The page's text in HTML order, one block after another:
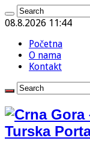
08.8.2026 11:44
Početna
O nama
Kontakt
Turska